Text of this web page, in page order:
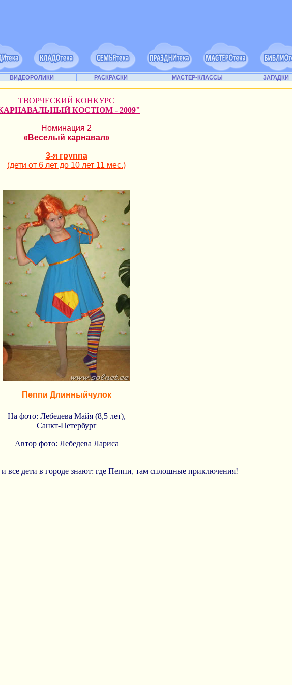
ВИДЕОРОЛИКИ РАСКРАСКИ МАСТЕР-КЛАССЫ ЗАГАДКИ
ТВОРЧЕСКИЙ КОНКУРС
КОСТЮМ - 2009"
Номинация 2
«Веселый карнавал»
3-я группа
(дети от 6 лет до 10 лет 11 мес.)
Пеппи Длинныйчулок
На фото: Лебедева Майя (8,5 лет),
Санкт-Петербург
Автор фото: Лебедева Лариса
все дети в городе знают: где Пеппи, там сплошные приключения!